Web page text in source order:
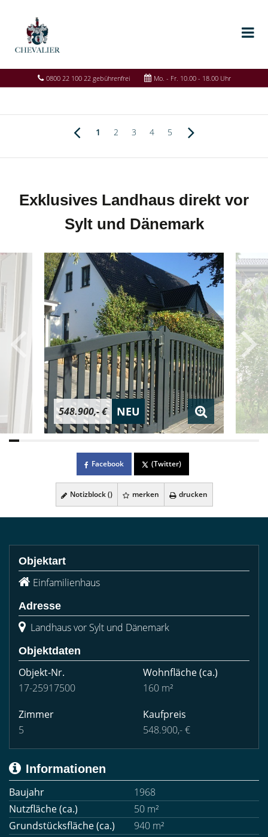
0800 22 100 22 gebührenfrei Mo. - Fr. 10.00 - 18.00 Uhr
1 2 3 4 5
Exklusives Landhaus direkt vor
Sylt und Dänemark
548.900,- € NEU
Facebook (Twitter)
Notizblock () merken drucken
Objektart
Einfamilienhaus
Adresse
Landhaus vor Sylt und Dänemark
Objektdaten
Objekt-Nr.
17-25917500
Wohnfläche(ca.)
160 m²
Zimmer
5
Kaufpreis
548.900,- €
Informationen
Baujahr
1968
Nutzfläche (ca.)
50 m²
Grundstücksfläche (ca.)
940 m²